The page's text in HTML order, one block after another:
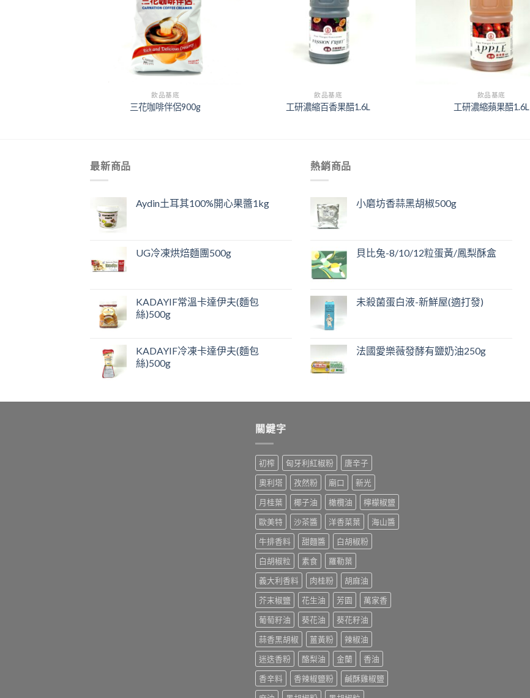
飲品基底
三花咖啡伴侶900g
飲品基底
工研濃縮百香果醋1.6L
飲品基底
工研濃縮蘋果醋1.6L
最新商品
Aydin土耳其100%開心果醬1kg
UG冷凍烘焙麵團500g
KADAYIF常溫卡達伊夫(麵包
絲)500g
KADAYIF冷凍卡達伊夫(麵包
絲)500g
熱銷商品
小磨坊香蒜黑胡椒500g
貝比兔-8/10/12粒蛋黃/鳳梨酥盒
未殺菌蛋白液-新鮮屋(適打發)
法國愛樂薇發酵有鹽奶油250g
關鍵字
初榨 匈牙利紅椒粉
唐辛子
奧利塔
孜然粉 廟口
新光
月桂葉
椰子油 橄欖油
檸檬椒鹽
歐美特
沙茶醬 洋香菜葉
海山醬
牛排香料
甜麵醬
白胡椒粉
白胡椒粒
素食
羅勒葉
義大利香料
肉桂粉
胡麻油
芥末椒鹽
花生油 芳園
萬家香
葡萄籽油
葵花油
葵花籽油
蒜香黑胡椒
薑黃粉
辣椒油
迷迭香粉
酪梨油 金蘭
香油
香辛料
香辣椒鹽粉
鹹酥雞椒鹽